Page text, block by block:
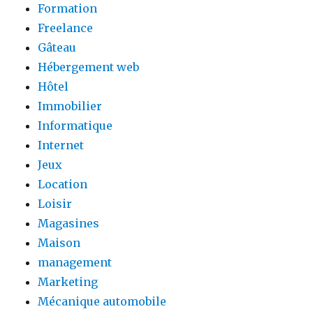
Formation
Freelance
Gâteau
Hébergement web
Hôtel
Immobilier
Informatique
Internet
Jeux
Location
Loisir
Magasines
Maison
management
Marketing
Mécanique automobile